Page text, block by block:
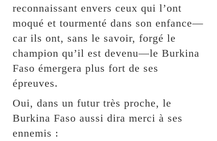
reconnaissant envers ceux qui l’ont
moqué et tourmenté dans son enfance—
car ils ont, sans le savoir, forgé le
champion qu’il est devenu—le Burkina
Faso émergera plus fort de ses
épreuves.
Oui, dans un futur très proche, le
Burkina Faso aussi dira merci à ses
ennemis :